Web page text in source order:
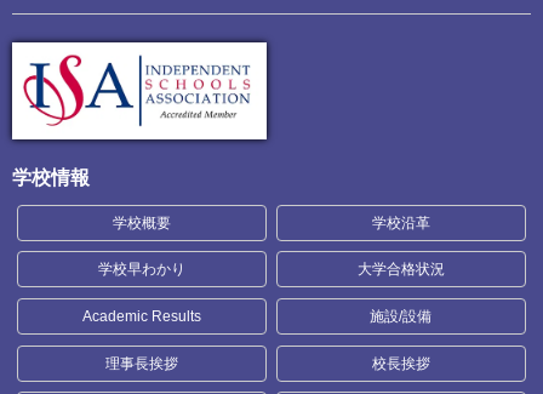
学校情報
学校概要 学校沿革
学校早わかり 大学合格状況
Academic Results 施設/設備
理事長挨拶 校長挨拶